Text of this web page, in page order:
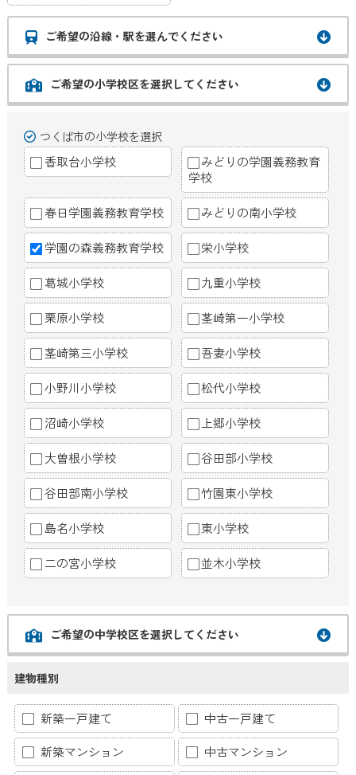
ご希望の沿線・駅を選んでください
ご希望の小学校区を選択してください
つくば市の小学校を選択
香取台小学校
みどりの学園義務教育
学校
春日学園義務教育学校 みどりの南小学校
学園の森義務教育学校 栄小学校
葛城小学校 九重小学校
栗原小学校 茎崎第一小学校
茎崎第三小学校 吾妻小学校
小野川小学校 松代小学校
沼崎小学校 上郷小学校
大曽根小学校 谷田部小学校
谷田部南小学校 竹園東小学校
島名小学校 東小学校
二の宮小学校 並木小学校
ご希望の中学校区を選択してください
建物種別
新築一戸建て
中古一戸建て
新築マンション
中古マンション